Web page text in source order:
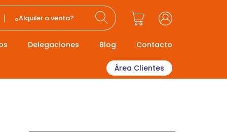
¿Alquiler o venta?
Delegaciones Blog Contacto
Área Clientes